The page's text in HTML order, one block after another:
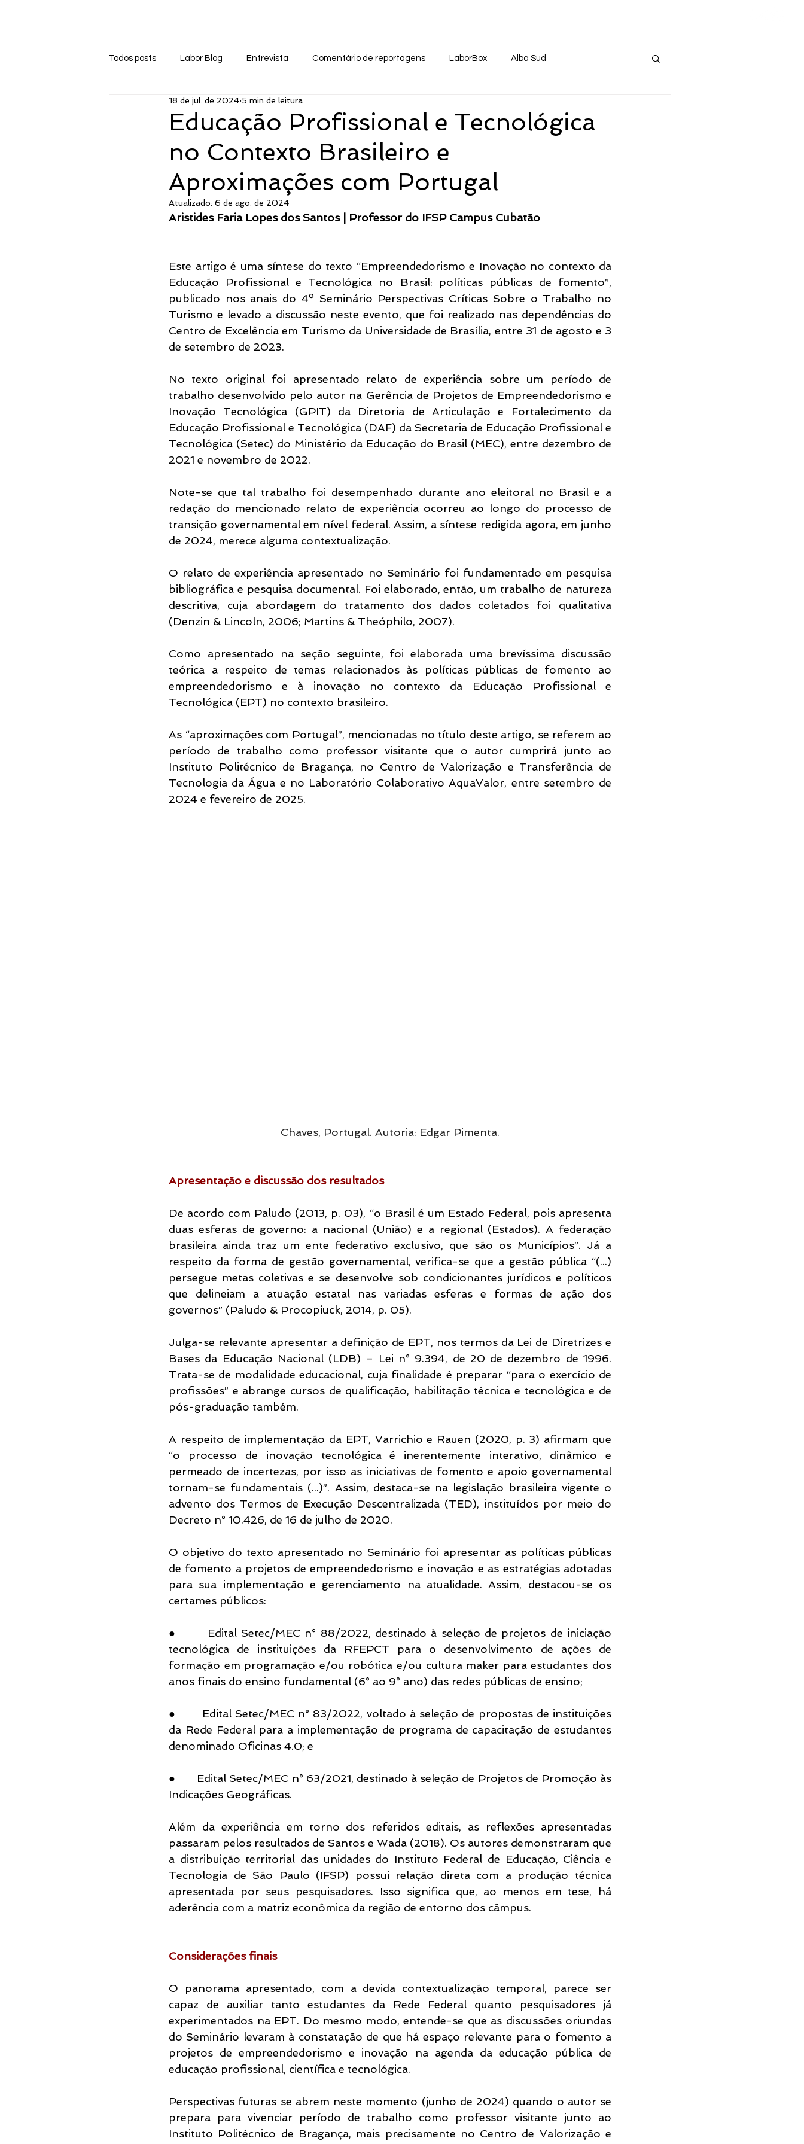
Todos posts Labor Blog Entrevista Comentário de reportagens LaborBox Alba Sud
Educação Profissional e Tecnológica
no Contexto Brasileiro e
Aproximações com Portugal
18 de jul. de 2024 5 min de leitura
Atualizado: 6 de ago. de 2024
Aristides Faria Lopes dos Santos | Professor do IFSP Campus Cubatão
Este artigo é uma síntese do texto “Empreendedorismo e Inovação no contexto da
Educação Profissional e Tecnológica no Brasil: políticas públicas de fomento”,
publicado nos anais do 4º Seminário Perspectivas Críticas Sobre o Trabalho no
Turismo e levado a discussão neste evento, que foi realizado nas dependências do
Centro de Excelência em Turismo da Universidade de Brasília, entre 31 de agosto e 3
de setembro de 2023.
No texto original foi apresentado relato de experiência sobre um período de
trabalho desenvolvido pelo autor na Gerência de Projetos de Empreendedorismo e
Inovação Tecnológica (GPIT) da Diretoria de Articulação e Fortalecimento da
Educação Profissional e Tecnológica (DAF) da Secretaria de Educação Profissional e
Tecnológica (Setec) do Ministério da Educação do Brasil (MEC), entre dezembro de
2021 e novembro de 2022.
Note-se que tal trabalho foi desempenhado durante ano eleitoral no Brasil e a
redação do mencionado relato de experiência ocorreu ao longo do processo de
transição governamental em nível federal. Assim, a síntese redigida agora, em junho
de 2024, merece alguma contextualização.
O relato de experiência apresentado no Seminário foi fundamentado em pesquisa
bibliográfica e pesquisa documental. Foi elaborado, então, um trabalho de natureza
descritiva, cuja abordagem do tratamento dos dados coletados foi qualitativa
(Denzin & Lincoln, 2006; Martins & Theóphilo, 2007).
Como apresentado na seção seguinte, foi elaborada uma brevíssima discussão
teórica a respeito de temas relacionados às políticas públicas de fomento ao
empreendedorismo e à inovação no contexto da Educação Profissional e
Tecnológica (EPT) no contexto brasileiro.
As “aproximações com Portugal”, mencionadas no título deste artigo, se referem ao
período de trabalho como professor visitante que o autor cumprirá junto ao
Instituto Politécnico de Bragança, no Centro de Valorização e Transferência de
Tecnologia da Água e no Laboratório Colaborativo AquaValor, entre setembro de
2024 e fevereiro de 2025.
Chaves, Portugal. Autoria: Edgar Pimenta.
Apresentação e discussão dos resultados
De acordo com Paludo (2013, p. 03), “o Brasil é um Estado Federal, pois apresenta
duas esferas de governo: a nacional (União) e a regional (Estados). A federação
brasileira ainda traz um ente federativo exclusivo, que são os Municípios”. Já a
respeito da forma de gestão governamental, verifica-se que a gestão pública “(...)
persegue metas coletivas e se desenvolve sob condicionantes jurídicos e políticos
que delineiam a atuação estatal nas variadas esferas e formas de ação dos
governos” (Paludo & Procopiuck, 2014, p. 05).
Julga-se relevante apresentar a definição de EPT, nos termos da Lei de Diretrizes e
Bases da Educação Nacional (LDB) – Lei n° 9.394, de 20 de dezembro de 1996.
Trata-se de modalidade educacional, cuja finalidade é preparar “para o exercício de
profissões” e abrange cursos de qualificação, habilitação técnica e tecnológica e de
pós-graduação também.
A respeito de implementação da EPT, Varrichio e Rauen (2020, p. 3) afirmam que
“o processo de inovação tecnológica é inerentemente interativo, dinâmico e
permeado de incertezas, por isso as iniciativas de fomento e apoio governamental
tornam-se fundamentais (...)”. Assim, destaca-se na legislação brasileira vigente o
advento dos Termos de Execução Descentralizada (TED), instituídos por meio do
Decreto n° 10.426, de 16 de julho de 2020.
O objetivo do texto apresentado no Seminário foi apresentar as políticas públicas
de fomento a projetos de empreendedorismo e inovação e as estratégias adotadas
para sua implementação e gerenciamento na atualidade. Assim, destacou-se os
certames públicos:
●       Edital Setec/MEC n° 88/2022, destinado à seleção de projetos de iniciação
tecnológica de instituições da RFEPCT para o desenvolvimento de ações de
formação em programação e/ou robótica e/ou cultura maker para estudantes dos
anos finais do ensino fundamental (6° ao 9° ano) das redes públicas de ensino;
●       Edital Setec/MEC n° 83/2022, voltado à seleção de propostas de instituições
da Rede Federal para a implementação de programa de capacitação de estudantes
denominado Oficinas 4.0; e
●       Edital Setec/MEC n° 63/2021, destinado à seleção de Projetos de Promoção às
Indicações Geográficas.
Além da experiência em torno dos referidos editais, as reflexões apresentadas
passaram pelos resultados de Santos e Wada (2018). Os autores demonstraram que
a distribuição territorial das unidades do Instituto Federal de Educação, Ciência e
Tecnologia de São Paulo (IFSP) possui relação direta com a produção técnica
apresentada por seus pesquisadores. Isso significa que, ao menos em tese, há
aderência com a matriz econômica da região de entorno dos câmpus.
Considerações finais
O panorama apresentado, com a devida contextualização temporal, parece ser
capaz de auxiliar tanto estudantes da Rede Federal quanto pesquisadores já
experimentados na EPT. Do mesmo modo, entende-se que as discussões oriundas
do Seminário levaram à constatação de que há espaço relevante para o fomento a
projetos de empreendedorismo e inovação na agenda da educação pública de
educação profissional, científica e tecnológica.
Perspectivas futuras se abrem neste momento (junho de 2024) quando o autor se
prepara para vivenciar período de trabalho como professor visitante junto ao
Instituto Politécnico de Bragança, mais precisamente no Centro de Valorização e